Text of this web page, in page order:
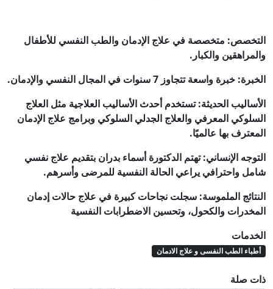
التخصص: متخصصة في علاج الإدمان والطب النفسي للأطفال
والمراهقين والكبار.
الخبرة: خبرة واسعة تتجاوز 7 سنوات في المجال النفسي والإدمان.
الأساليب الحديثة: تستخدم أحدث الأساليب العلاجية مثل العلاج
السلوكي المعرفي والعلاج الجدلي السلوكي وبرامج علاج الإدمان
المعترف بها عالميًا.
التوجه الإنساني: تهتم الدكتورة أسماء بدران بتقديم علاج نفسي
شامل واحترافي يراعي الحالة النفسية للمرضى وأسرهم.
النتائج الملموسة: سجلت نجاحات كبيرة في علاج حالات إدمان
المخدرات والكحول، وتحسين الاضطرابات النفسية
الخدمات
أطباء الطب النفسى و علاج الادمان
ذات صلة